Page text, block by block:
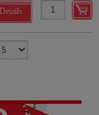
Details